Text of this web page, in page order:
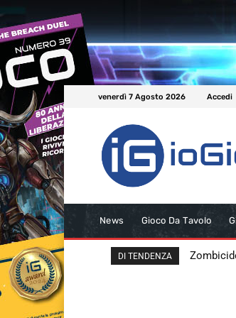
venerdì 7 Agosto 2026 Accedi
News Gioco Da Tavolo
DI TENDENZA